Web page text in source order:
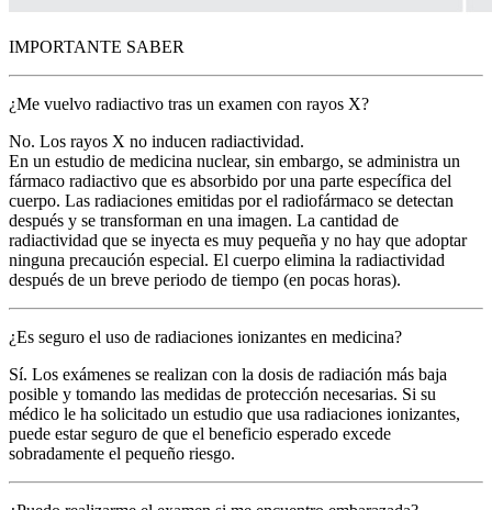
IMPORTANTE SABER
¿Me vuelvo radiactivo tras un examen con rayos X?
No. Los rayos X no inducen radiactividad.
En un estudio de medicina nuclear, sin embargo, se administra un
fármaco radiactivo que es absorbido por una parte específica del
cuerpo. Las radiaciones emitidas por el radiofármaco se detectan
después y se transforman en una imagen. La cantidad de
radiactividad que se inyecta es muy pequeña y no hay que adoptar
ninguna precaución especial. El cuerpo elimina la radiactividad
después de un breve periodo de tiempo (en pocas horas).
¿Es seguro el uso de radiaciones ionizantes en medicina?
Sí. Los exámenes se realizan con la dosis de radiación más baja
posible y tomando las medidas de protección necesarias. Si su
médico le ha solicitado un estudio que usa radiaciones ionizantes,
puede estar seguro de que el beneficio esperado excede
sobradamente el pequeño riesgo.